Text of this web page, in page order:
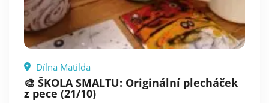
Dílna Matilda
🎨 ŠKOLA SMALTU: Originální plecháček
z pece (21/10)